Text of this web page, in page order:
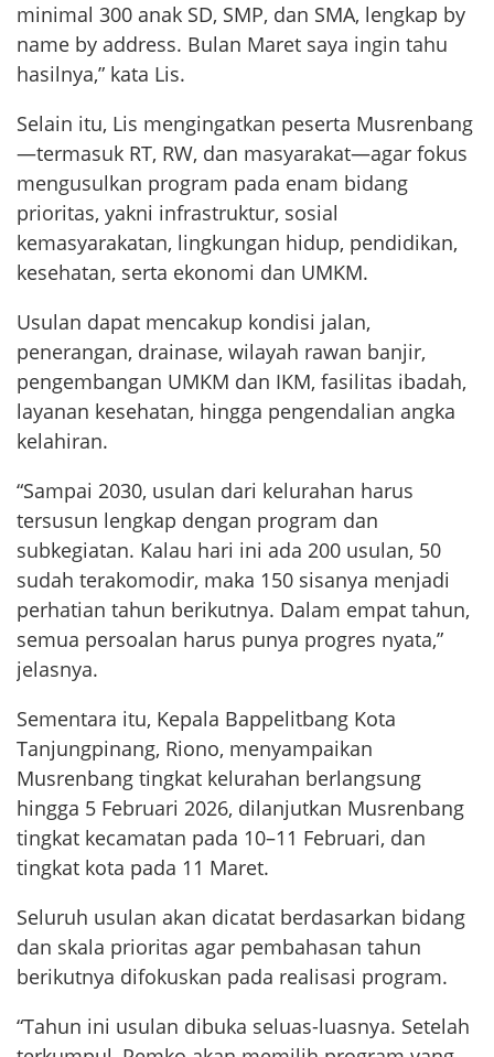
minimal 300 anak SD, SMP, dan SMA, lengkap by
name by address. Bulan Maret saya ingin tahu
hasilnya,” kata Lis.
Selain itu, Lis mengingatkan peserta Musrenbang
—termasuk RT, RW, dan masyarakat—agar fokus
mengusulkan program pada enam bidang
prioritas, yakni infrastruktur, sosial
kemasyarakatan, lingkungan hidup, pendidikan,
kesehatan, serta ekonomi dan UMKM.
Usulan dapat mencakup kondisi jalan,
penerangan, drainase, wilayah rawan banjir,
pengembangan UMKM dan IKM, fasilitas ibadah,
layanan kesehatan, hingga pengendalian angka
kelahiran.
“Sampai 2030, usulan dari kelurahan harus
tersusun lengkap dengan program dan
subkegiatan. Kalau hari ini ada 200 usulan, 50
sudah terakomodir, maka 150 sisanya menjadi
perhatian tahun berikutnya. Dalam empat tahun,
semua persoalan harus punya progres nyata,”
jelasnya.
Sementara itu, Kepala Bappelitbang Kota
Tanjungpinang, Riono, menyampaikan
Musrenbang tingkat kelurahan berlangsung
hingga 5 Februari 2026, dilanjutkan Musrenbang
tingkat kecamatan pada 10–11 Februari, dan
tingkat kota pada 11 Maret.
Seluruh usulan akan dicatat berdasarkan bidang
dan skala prioritas agar pembahasan tahun
berikutnya difokuskan pada realisasi program.
“Tahun ini usulan dibuka seluas-luasnya. Setelah